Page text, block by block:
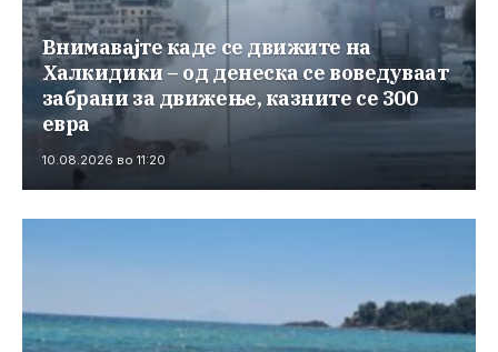
Внимавајте каде се движите на
Халкидики – од денеска се воведуваат
забрани за движење, казните се 300
евра
10.08.2026 во 11:20